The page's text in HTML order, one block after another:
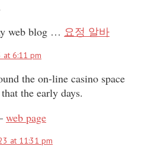
web blog … 요정 알바
at 6:11 pm
the on-line casino space
the early days.
web page
at 11:31 pm